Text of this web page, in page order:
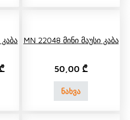
price was: 70,00 ₾.
₾Current price is: 50,00 ₾.
MN 22048 Მინი Მაუსი Კაბა
50,00 ₾
ნახვა